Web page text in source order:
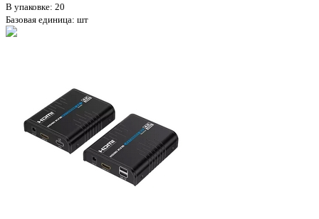
В упаковке: 20
Базовая единица: шт